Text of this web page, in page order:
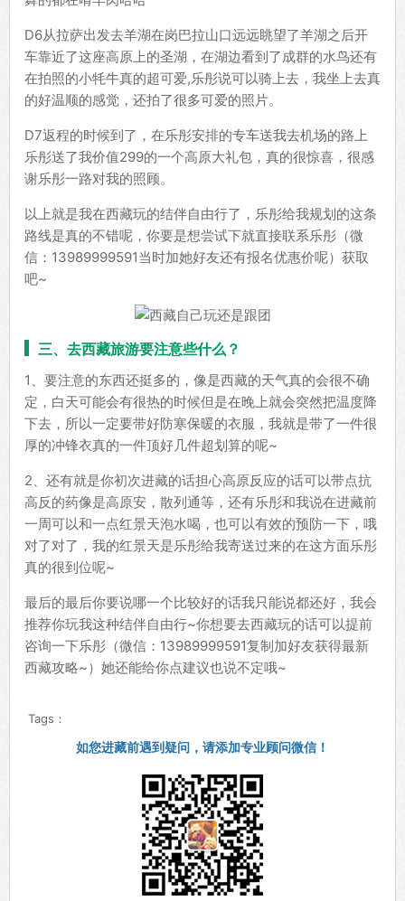
D6从拉萨出发去羊湖在岗巴拉山口远远眺望了羊湖之后开
车靠近了这座高原上的圣湖，在湖边看到了成群的水鸟还有
在拍照的小牦牛真的超可爱,乐彤说可以骑上去，我坐上去真
的好温顺的感觉，还拍了很多可爱的照片。
D7返程的时候到了，在乐彤安排的专车送我去机场的路上
乐彤送了我价值299的一个高原大礼包，真的很惊喜，很感
谢乐彤一路对我的照顾。
以上就是我在西藏玩的结伴自由行了，乐彤给我规划的这条
路线是真的不错呢，你要是想尝试下就直接联系乐彤（微
信：13989999591当时加她好友还有报名优惠价呢）获取
吧~
三、去西藏旅游要注意些什么？
1、要注意的东西还挺多的，像是西藏的天气真的会很不确
定，白天可能会有很热的时候但是在晚上就会突然把温度降
下去，所以一定要带好防寒保暖的衣服，我就是带了一件很
厚的冲锋衣真的一件顶好几件超划算的呢~
2、还有就是你初次进藏的话担心高原反应的话可以带点抗
高反的药像是高原安，散列通等，还有乐彤和我说在进藏前
一周可以和一点红景天泡水喝，也可以有效的预防一下，哦
对了对了，我的红景天是乐彤给我寄送过来的在这方面乐彤
真的很到位呢~
最后的最后你要说哪一个比较好的话我只能说都还好，我会
推荐你玩我这种结伴自由行~你想要去西藏玩的话可以提前
咨询一下乐彤（微信：13989999591复制加好友获得最新
西藏攻略~）她还能给你点建议也说不定哦~
Tags：
如您进藏前遇到疑问，请添加专业顾问微信！